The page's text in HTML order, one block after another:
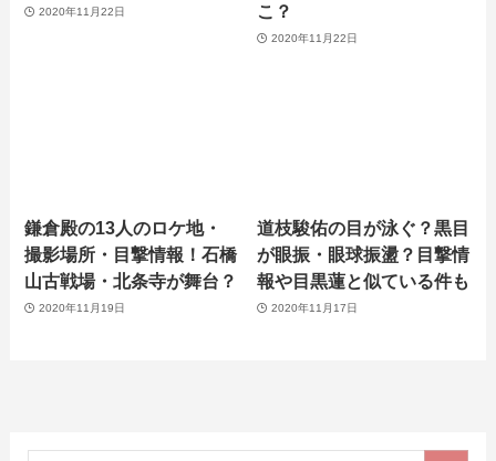
2020年11月22日
こ？
2020年11月22日
鎌倉殿の13人のロケ地・
撮影場所・目撃情報！石橋
山古戦場・北条寺が舞台？
2020年11月19日
道枝駿佑の目が泳ぐ？黒目
が眼振・眼球振盪？目撃情
報や目黒蓮と似ている件も
2020年11月17日